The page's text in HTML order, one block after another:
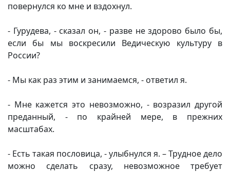
повернулся ко мне и вздохнул.
- Гурудева, - сказал он, - разве не здорово было бы,
если бы мы воскресили Ведическую культуру в
России?
- Мы как раз этим и занимаемся, - ответил я.
- Мне кажется это невозможно, - возразил другой
преданный, - по крайней мере, в прежних
масштабах.
- Есть такая пословица, - улыбнулся я. – Трудное дело
можно сделать сразу, невозможное требует